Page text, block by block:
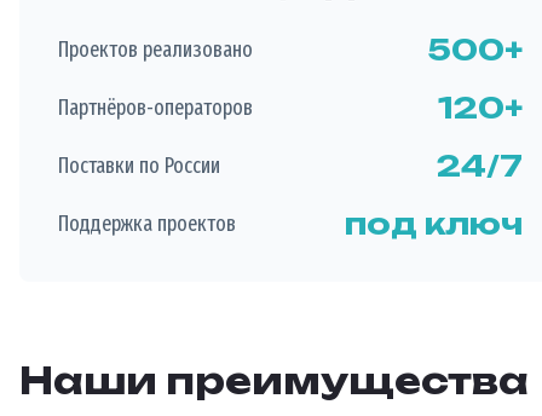
Проектов реализовано 500+
Партнёров-операторов 120+
Поставки по России 24/7
Поддержка проектов под ключ
Наши преимущества